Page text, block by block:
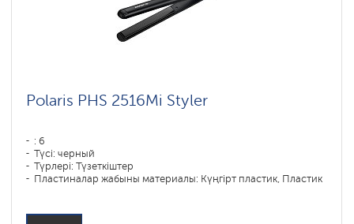
Polaris PHS 2516Mi Styler
: 6
Түсі: черный
Түрлері: Түзеткіштер
Пластиналар жабыны материалы: Күңгірт пластик, Пластик